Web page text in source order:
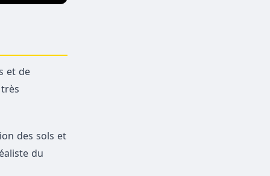
et de
des sols et
du